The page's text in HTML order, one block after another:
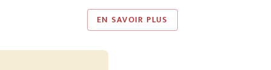
EN SAVOIR PLUS